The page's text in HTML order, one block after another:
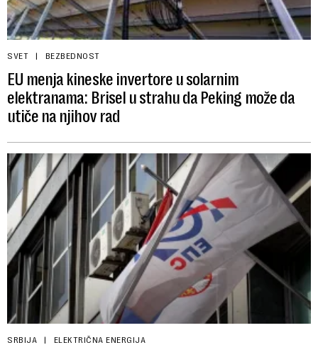
SVET BEZBEDNOST
EU menja kineske invertore u solarnim
elektranama: Brisel u strahu da Peking može da
utiče na njihov rad
SRBIJA ELEKTRIČNA ENERGIJA